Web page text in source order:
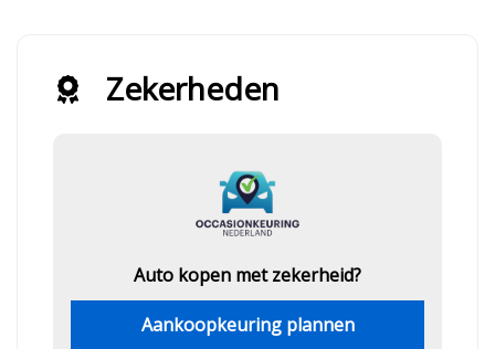
Zekerheden
Auto kopen met zekerheid?
Aankoopkeuring plannen